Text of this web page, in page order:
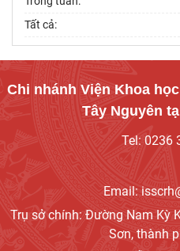
Nam tổ chức
công tác kiểm
hóa Lê Quý
Viện Hàn lâm
dự Hội nghị
triển
Tất cả:
Chi nhánh Viện Khoa
Tây Nguyên
Tel: 0236
Email:
Trụ sở chính: Đường Nam Kỳ
Sơn, thành